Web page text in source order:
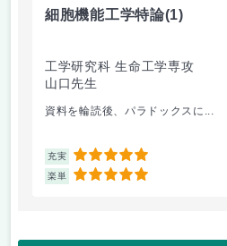
細胞機能工学特論(1)
工学研究科 生命工学専攻
山口先生
資料を輪読後、パラドックスに...
充実 5
楽単 5